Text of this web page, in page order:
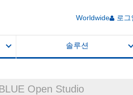
Worldwide 로그
솔루션
Open Studio